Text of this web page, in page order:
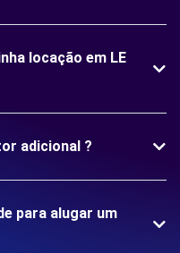
locação em LE
adicional ?
para alugar um